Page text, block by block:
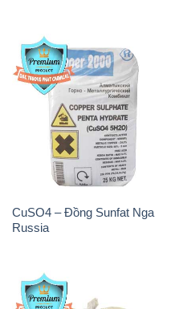
CuSO4 – Đồng Sunfat Nga
Russia